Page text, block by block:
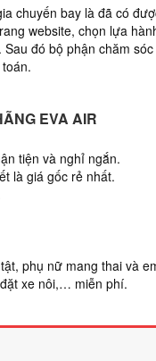
chuyến bay là đã có
website, chọn lựa
đó bộ phận chăm
EVA AIR
tiện và nghỉ ngắn.
là giá gốc rẻ nhất.
phụ nữ mang thai và
xe nôi,… miễn phí.